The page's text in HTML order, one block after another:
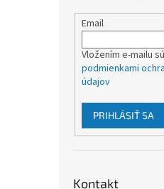
Email
Vložením e-mailu
podmienkami
údajov
PRIHLÁSIŤ SA
Kontakt